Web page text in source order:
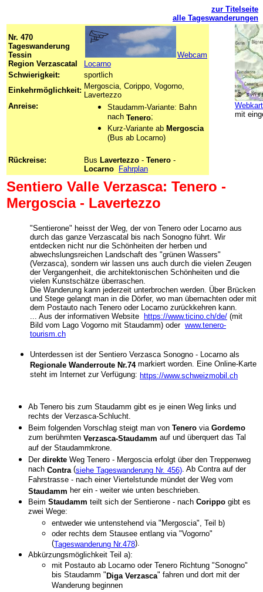
zur Titelseite
alle Tageswanderungen
Nr. 470
Tageswanderung
Tessin
Region Verzascatal
Webcam
Locarno
Schwierigkeit:
sportlich
Einkehrmöglichkeit: Mergoscia, Corippo, Vogorno,
Lavertezzo
Anreise:
Staudamm-Variante: Bahn
nach Tenero;
Kurz-Variante ab Mergoscia
(Bus ab Locarno)
Rückreise: Bus Lavertezzo - Tenero -
Locarno
Fahrplan- -
mit
Sentiero Valle Verzasca: Tenero -
Mergoscia - Lavertezzo
"Sentierone" heisst der Weg, der von Tenero oder Locarno aus
durch das ganze Verzascatal bis nach Sonogno führt. Wir
entdecken nicht nur die Schönheiten der herben und
abwechslungsreichen Landschaft des "grünen Wassers"
(Verzasca), sondern wir lassen uns auch durch die vielen Zeugen
der Vergangenheit, die architektonischen Schönheiten und die
vielen Kunstschätze überraschen.
Die Wanderung kann jederzeit unterbrochen werden. Über Brücken
und Stege gelangt man in die Dörfer, wo man übernachten oder mit
dem Postauto nach Tenero oder Locarno zurückkehren kann.
... Aus der informativen Website
https://www.ticino.ch/de/ (mit
Bild vom Lago Vogorno mit Staudamm) oder www.tenero-
tourism.ch
Unterdessen ist der Sentiero Verzasca Sonogno - Locarno als
Regionale Wanderroute Nr.74markiert worden. Eine Online-Karte
steht im Internet zur Verfügung: https://www.schweizmobil.ch
Ab Tenero bis zum Staudamm gibt es je einen Weg links und
rechts der Verzasca-Schlucht.
Beim folgenden Vorschlag steigt man von Tenero via Gordemo
zum berühmten Verzasca-Staudamm auf und überquert das Tal
auf der Staudammkrone.
Der direkte Weg Tenero - Mergoscia erfolgt über den Treppenweg
nach Contra (siehe Tageswanderung Nr. 456). Ab Contra auf der
Fahrstrasse - nach einer Viertelstunde mündet der Weg vom
Staudamm her ein - weiter wie unten beschrieben.
Beim Staudamm teilt sich der Sentierone - nach Corippo gibt es
zwei Wege:
entweder wie untenstehend via "Mergoscia", Teil b)
oder rechts dem Stausee entlang via "Vogorno"
(Tageswanderung Nr.478).
Abkürzungsmöglichkeit Teil a):
mit Postauto ab Locarno oder Tenero Richtung "Sonogno"
bis Staudamm " Diga Verzasca" fahren und dort mit der
Wanderung beginnen